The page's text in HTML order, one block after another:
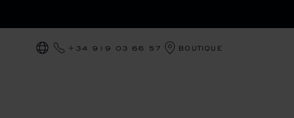
LOCALIZACIÓN (CAMBIAR PAÍS)
+34 919 03 66 57 BOUTIQUE